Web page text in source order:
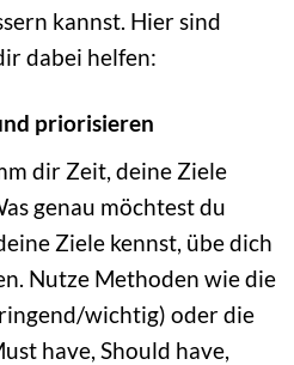
kannst. Hier sind
dabei helfen:
priorisieren
dir Zeit, deine Ziele
genau möchtest du
Ziele kennst, übe dich
Nutze Methoden wie die
wichtig) oder die
have, Should have,